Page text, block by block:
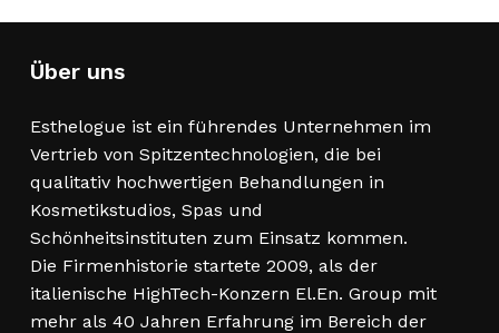
Über uns
Esthelogue ist ein führendes Unternehmen im
Vertrieb von Spitzentechnologien, die bei
qualitativ hochwertigen Behandlungen in
Kosmetikstudios, Spas und
Schönheitsinstituten zum Einsatz kommen.
Die Firmenhistorie startete 2009, als der
italienische HighTech-Konzern El.En. Group mit
mehr als 40 Jahren Erfahrung im Bereich der